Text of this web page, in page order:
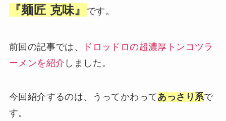
『麺匠 克味』 です。
前回の記事では、
ドロッドロの超濃厚トンコツラ
ーメンを紹介 しました。
今回紹介するのは、うってかわってあっさり系で
す。